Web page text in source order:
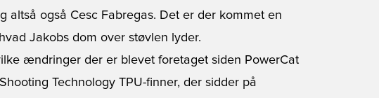
altså også Cesc Fabregas. Det er der kommet en
Jakobs dom over støvlen lyder.
ændringer der er blevet foretaget siden PowerCat
Technology TPU-finner, der sidder på